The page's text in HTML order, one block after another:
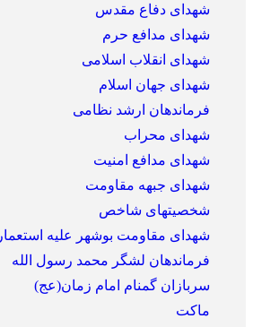
شهدای دفاع مقدس
شهدای مدافع حرم
شهدای انقلاب اسلامی
شهدای جهان اسلام
فرماندهان ارشد نظامی
شهدای محراب
شهدای مدافع امنیت
شهدای جبهه مقاومت
شخصیتهای شاخص
شهدای مقاومت بوشهر علیه استعمار
فرماندهان لشگر محمد رسول الله
سربازان گمنام امام زمان(عج)
ماکت